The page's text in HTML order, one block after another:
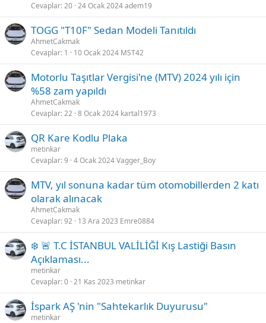
i
Cevaplar 20 24 Ocak 2024adem19
TOGG "T10F" Sedan Modeli Tanıtıldı
AhmetCakmak
Cevaplar 1 10 Ocak 2024 MST42
Motorlu Taşıtlar Vergisi'ne (MTV) 2024 yılı için
%58 zam yapıldı
AhmetCakmak
Cevaplar 22 8 Ocak 2024 kartal1973
QR Kare Kodlu Plaka
metinkar
Cevaplar 9 4 Ocak 2024Vagger_Boy
MTV, yıl sonuna kadar tüm otomobillerden 2 katı
olarak alınacak
AhmetCakmak
Cevaplar 92 13 Ara 2023 Emre0884
❄️ 🚨 T.C İSTANBUL VALİLİĞİ Kış Lastiği Basın
Açıklaması...
metinkar
Cevaplar 0 21 Kas 2023 metinkar
İspark AŞ 'nin "Sahtekarlık Duyurusu"
metinkar